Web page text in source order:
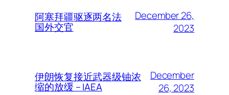
阿塞拜疆驱逐两名法
国外交官
December 26,
2023
伊朗恢复接近武器级铀浓
缩的放缓 – IAEA
December
26, 2023